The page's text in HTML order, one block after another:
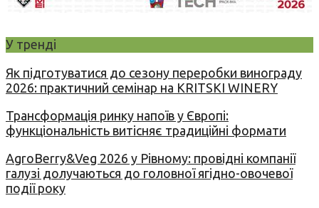
У тренді
Як підготуватися до сезону переробки винограду
2026: практичний семінар на KRITSKI WINERY
Трансформація ринку напоїв у Європі:
функціональність витісняє традиційні формати
AgroBerry&Veg 2026 у Рівному: провідні компанії
галузі долучаються до головної ягідно-овочевої
події року